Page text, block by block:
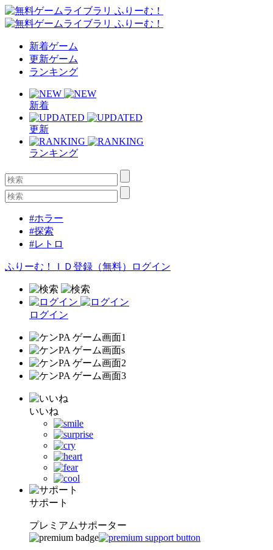
新着ゲーム
更新ゲーム
ランキング
新着
更新
ランキング
#ホラー
#探索
#レトロ
ふりーむ！ＩＤ登録（無料） ログイン
ログイン
いいね
サポート
プレミアムサポーター